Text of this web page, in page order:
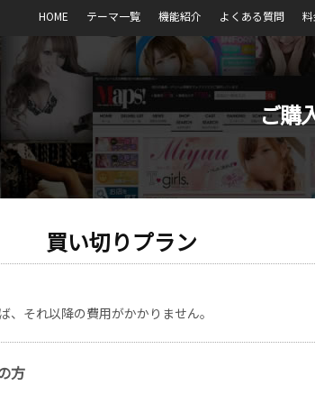
HOME テーマ一覧 機能紹介 よくある質問
ご購
買い切りプラン
、それ以降の費用がかかりません。
方